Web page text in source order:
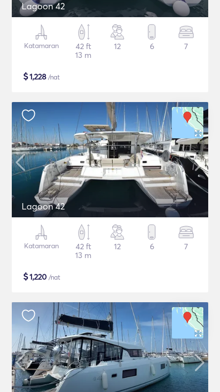
Lagoon 42
Katamaran
42 ft
13 m
12 6 7
$1,228 /nat
Lagoon 42
Katamaran
42 ft
13 m
12 6 7
$1,220 /nat